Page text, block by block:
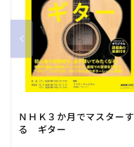
ＮＨＫ３か月でマスターす
る ギター